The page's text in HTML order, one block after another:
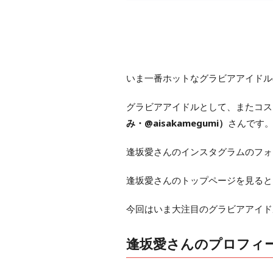
いま一番ホットなグラビアアイド
グラビアアイドルとして、またコ
み・@aisakamegumi） さんです。
逢坂愛さんのインスタグラムのフ
逢坂愛さんのトップページを見る
今回はいま大注目のグラビアアイ
逢坂愛さんのプロフィ